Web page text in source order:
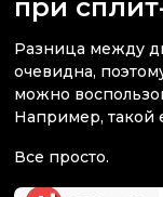
Разница между
очевидна,
можно
Например, такой
Все просто.